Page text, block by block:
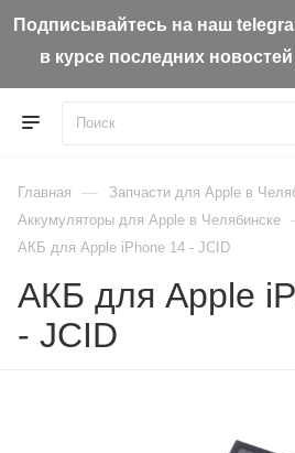
Подписывайтесь на наш
в курсе последних новостей
Главная — Запчасти для Apple в
Aккумуляторы для Apple в Челябинске
АКБ для Apple iPhone 14 - JCID
АКБ для Apple
- JCID